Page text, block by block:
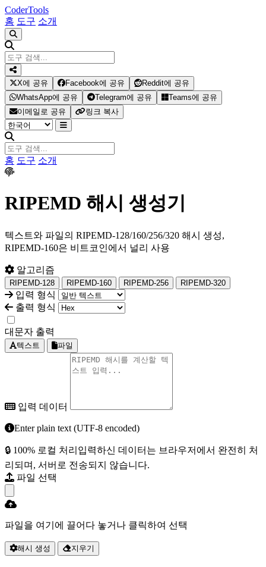
CoderTools
홈 도구 소개
X에 공유 Facebook에 공유
Reddit에 공유
WhatsApp에 공유
Telegram에 공유
Teams에 공유
이메일로 공유
링크 복사
홈 도구 소개
RIPEMD 해시 생성기
텍스트와 파일의 RIPEMD-128/160/256/320 해시 생성,
RIPEMD-160은 비트코인에서 널리 사용
알고리즘
RIPEMD-128 RIPEMD-160 RIPEMD-256 RIPEMD-320
입력 형식
출력 형식
대문자 출력
텍스트 파일
입력 데이터
Enter plain text (UTF-8 encoded)
🔒 100% 로컬 처리 입력하신 데이터는 브라우저에서 완전히 처
리되며, 서버로 전송되지 않습니다.
파일 선택
파일을 여기에 끌어다 놓거나 클릭하여 선택
해시 생성 지우기